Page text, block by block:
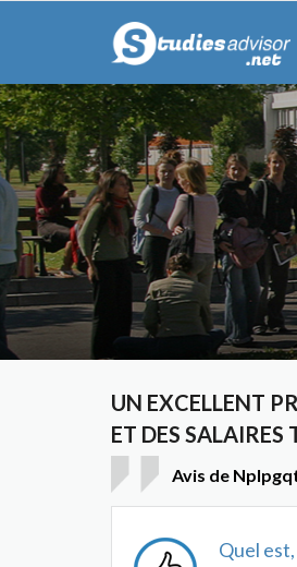
UN EXCELLENT
ET DES SALAIRES
Avis de
Quel